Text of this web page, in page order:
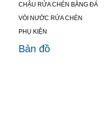
CHẬU RỬA CHÉN BẰNG ĐÁ
VÒI NƯỚC RỬA CHÉN
PHỤ KIỆN
Bản đồ